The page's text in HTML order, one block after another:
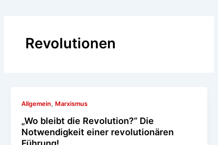
Revolutionen
Allgemein, Marxismus
„Wo bleibt die Revolution?“ Die
Notwendigkeit einer revolutionären